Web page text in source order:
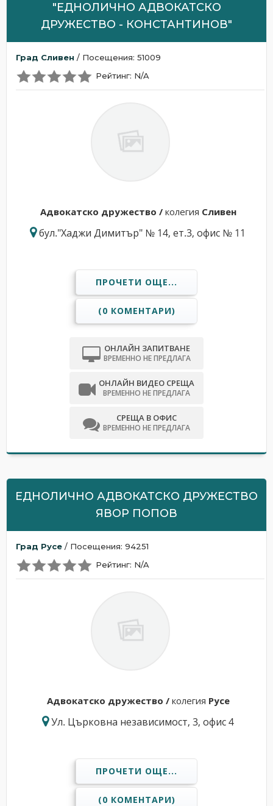
"ЕДНОЛИЧНО АДВОКАТСКО
ДРУЖЕСТВО - КОНСТАНТИНОВ"
Град Сливен / Посещения: 51009
Рейтинг: N/A
Адвокатскo дружествo / колегия Сливен
бул."Хаджи Димитър" № 14, ет.3, офис № 11
ПРОЧЕТИ ОЩЕ...
(0 КОМЕНТАРИ)
ОНЛАЙН ЗАПИТВАНЕ
ВРЕМЕННО НЕ ПРЕДЛАГА
ОНЛАЙН ВИДЕО СРЕЩА
ВРЕМЕННО НЕ ПРЕДЛАГА
СРЕЩА В ОФИС
ВРЕМЕННО НЕ ПРЕДЛАГА
ЕДНОЛИЧНО АДВОКАТСКО ДРУЖЕСТВО
ЯВОР ПОПОВ
Град Русе / Посещения: 94251
Рейтинг: N/A
Адвокатскo дружествo / колегия Русе
Ул. Църковна независимост, 3, офис 4
ПРОЧЕТИ ОЩЕ...
(0 КОМЕНТАРИ)